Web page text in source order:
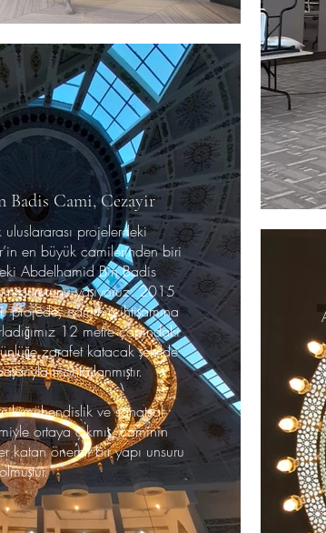
Badis Cami, Cezayir
projelerdeki
en büyük camilerinden biri
Abdelhamid Bin Badis
gururunu yaşıyoruz. 2015
projede, caminin ihtişamına
12 metre çapındaki
zarafet katacak şekilde
montajlanmıştır.
mühendislik ve sanatsal
ortaya çıkmış, caminin
katan önemli bir yapı unsuru